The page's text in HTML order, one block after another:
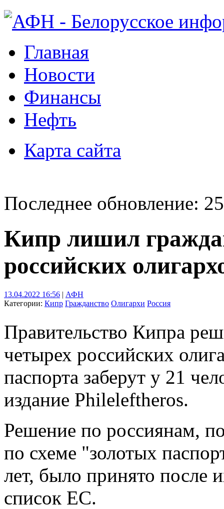
Главная
Новости
Финансы
Нефть
Карта сайта
Последнее обновление:
Кипр лишил
российских
13.04.2022 16:56 | АФН
Категории: Кипр Гражданство Олигархи Россия
Правительство Кипра
четырех российских
паспорта заберут у 21
издание Phileleftheros.
Решение по россиянам,
по схеме "золотых
лет, было принято после
список ЕС.